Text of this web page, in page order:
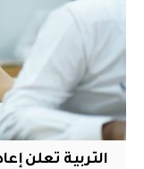
التربية تعلن